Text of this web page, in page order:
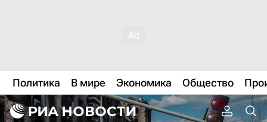
Политика В мире Экономика Общество